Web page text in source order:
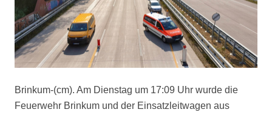
Brinkum-(cm). Am Dienstag um 17:09 Uhr wurde die
Feuerwehr Brinkum und der Einsatzleitwagen aus